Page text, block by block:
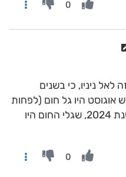
0
ניניו, כי בשנים
בכל חודש אוגוסט היו גל חום (לפחות
אחד) כזה (40 בהרים), למעט שנת 2024, שגלי החום היו
0